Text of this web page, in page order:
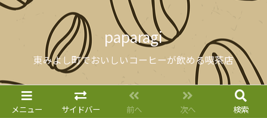
paparagi
東みよし町でおいしいコーヒーが飲める喫茶店
メニュー サイドバー 前へ 次へ 検索